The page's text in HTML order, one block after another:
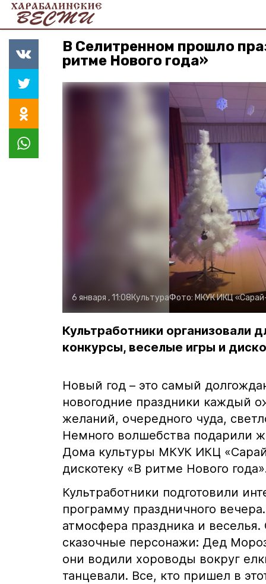
В Селитренном прошло
ритме Нового года»
6 января , 11:08КультураФото: МКУК ИКЦ
Культработники организовали
конкурсы, веселые игры и
Новый год – это самый
новогодние праздники каждый
желаний, очередного чуда,
Немного волшебства подарили
Дома культуры МКУК ИКЦ
дискотеку «В ритме Нового
Культработники подготовили
программу праздничного
атмосфера праздника и
сказочные персонажи: Дед
они водили хороводы вокруг
танцевали. Все, кто пришел в